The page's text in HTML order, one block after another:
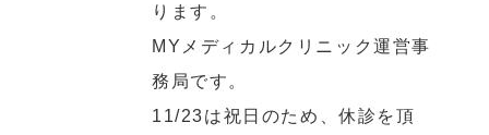
ります。
MYメディカルクリニック運営事
務局です。
11/23は祝日のため、休診を頂